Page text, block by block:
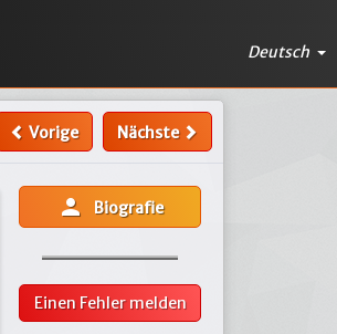
Deutsch
Vorige Nächste
person Biografie
Einen Fehler melden